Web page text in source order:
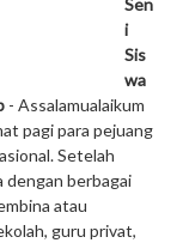
Sen
i
Sis
wa
- Assalamualaikum
pagi para pejuang
Setelah
dengan berbagai
atau
guru privat,